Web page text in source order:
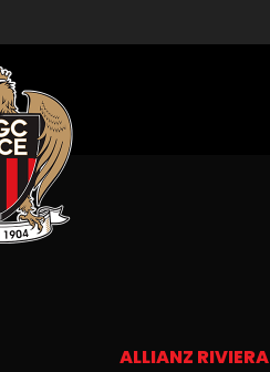
ALLIANZ RIVIERA